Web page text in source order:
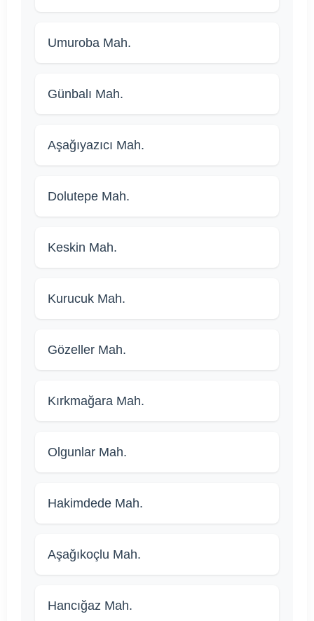
Umuroba Mah.
Günbalı Mah.
Aşağıyazıcı Mah.
Dolutepe Mah.
Keskin Mah.
Kurucuk Mah.
Gözeller Mah.
Kırkmağara Mah.
Olgunlar Mah.
Hakimdede Mah.
Aşağıkoçlu Mah.
Hancığaz Mah.